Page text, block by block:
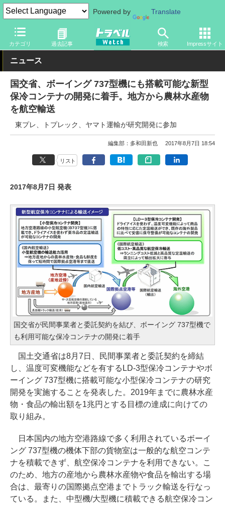
Powered by Translate
カテゴリ 過去記事 検索 Impressサイト
トラベル Watch 企業・政府・官庁 政府・官庁 国土交通省
ニュース
国交省、ボーイング 737型機にも搭載可能な新型
保冷コンテナの開発に着手。地方から農林水産物
を航空輸送
東プレ、トプレック、ヤマト運輸が研究開発に参加
編集部：多和田新也 2017年8月7日 18:54
リスト
2017年8月7日 発表
国交省が民間事業者と委託契約を結び、ボーイング 737型機で
も利用可能な保冷コンテナの開発に着手
国土交通省は8月7日、民間事業者と委託契約を締結
し、温度可変機能などを有するLD-3型保冷コンテナやボ
ーイング 737型機に搭載可能な小型保冷コンテナの研究
開発を実施することを発表した。2019年までに農林水産
物・食品の輸出額を1兆円とする目標の達成に向けての
取り組み。
日本国内の地方空港路線で多く利用されているボーイ
ング 737型機の機体下部の貨物室は一般的な航空コンテ
ナを積載できず、航空保冷コンテナを利用できない。こ
のため、地方の産地から農林水産物や食品を輸出する場
合は、最寄りの国際拠点空港までトラック輸送を行なっ
ている。また、中型機/大型機に積載できる航空保冷コン